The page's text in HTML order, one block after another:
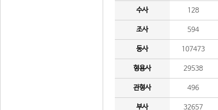
수사 128
조사 594
동사 107473
형용사 29538
관형사 496
부사 32657